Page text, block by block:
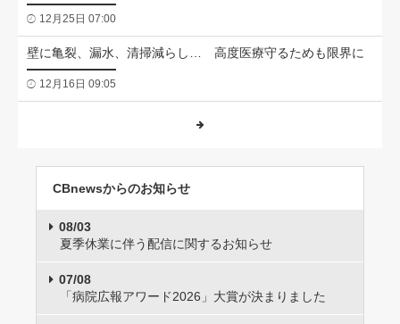
12月25日 07:00
壁に亀裂、漏水、清掃減らし… 高度医療守るためも限界に
12月16日 09:05
CBnewsからのお知らせ
08/03
夏季休業に伴う配信に関するお知らせ
07/08
「病院広報アワード2026」大賞が決まりました